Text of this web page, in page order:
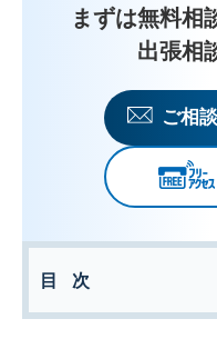
まずは無料相
出張相
ご相
目次